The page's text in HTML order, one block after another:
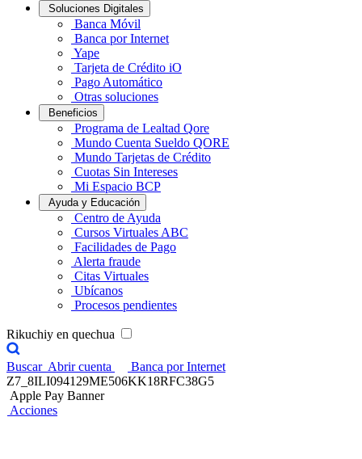
Soluciones Digitales
Banca Móvil
Banca por Internet
Yape
Tarjeta de Crédito iO
Pago Automático
Otras soluciones
Beneficios
Programa de Lealtad Qore
Mundo Cuenta Sueldo QORE
Mundo Tarjetas de Crédito
Cuotas Sin Intereses
Mi Espacio BCP
Ayuda y Educación
Centro de Ayuda
Cursos Virtuales ABC
Facilidades de Pago
Alerta fraude
Citas Virtuales
Ubícanos
Procesos pendientes
Rikuchiy en quechua
Buscar Abrir cuenta
Banca por Internet
Z7_8ILI094129ME506KK18RFC38G5
Apple Pay Banner
Acciones